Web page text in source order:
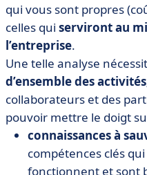
qui vous sont propres
celles qui serviront au
l’entreprise.
Une telle analyse
d’ensemble des
collaborateurs et des
pouvoir mettre le doigt
connaissances à
compétences clés
fonctionnent et sont